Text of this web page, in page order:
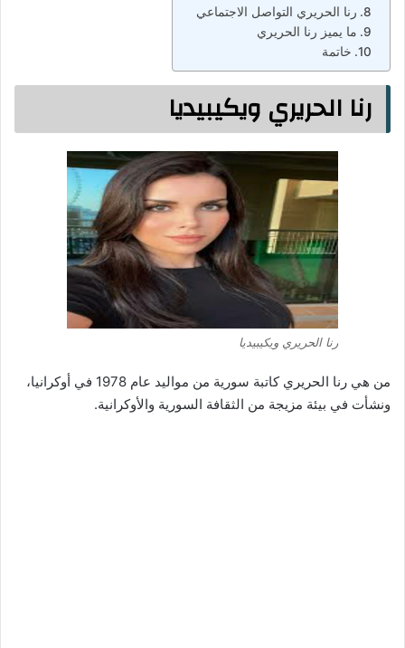
رنا الحريري التواصل الاجتماعي
ما يميز رنا الحريري
خاتمة
رنا الحريري ويكيبيديا
رنا الحريري ويكيبيديا
من هي رنا الحريري كاتبة سورية من مواليد عام 1978 في أوكرانيا،
ونشأت في بيئة مزيجة من الثقافة السورية والأوكرانية.